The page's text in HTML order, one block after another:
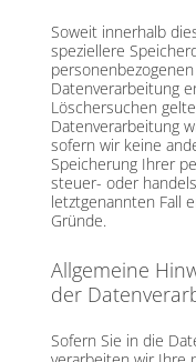
Soweit innerhalb
speziellere
Datenverarbeitung
Löschersuchen
Datenverarbeitung
sofern wir keine
Speicherung Ihrer
steuer- oder
letztgenannten Fall
Gründe.
Allgemeine
der
Sofern Sie in die